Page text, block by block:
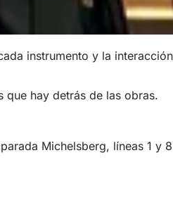
instrumento y la
que hay detrás de las obras.
Michelsberg, líneas 1 y